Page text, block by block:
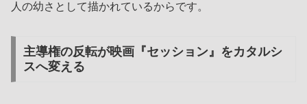
人の幼さとして描かれているからです。
主導権の反転が映画『セッション』をカタルシ
スへ変える